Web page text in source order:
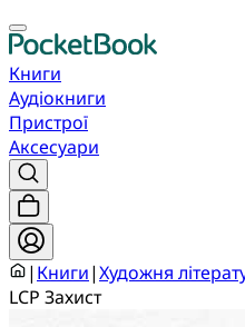
Книги
Аудіокниги
Пристрої
Аксесуари
| Книги|Художня
LCP Захист